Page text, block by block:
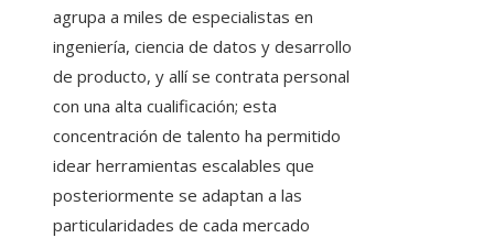
agrupa a miles de especialistas en
ingeniería, ciencia de datos y desarrollo
de producto, y allí se contrata personal
con una alta cualificación; esta
concentración de talento ha permitido
idear herramientas escalables que
posteriormente se adaptan a las
particularidades de cada mercado